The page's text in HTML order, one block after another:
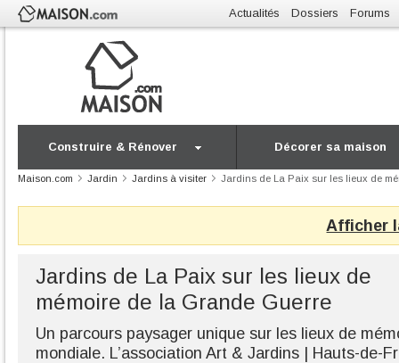
Actualités Dossiers Forums
Construire & Rénover Décorer sa maison
Maison.com Jardin Jardins à visiter Jardins de La Paix sur les lieux de
Afficher
Jardins de La Paix sur les lieux de
mémoire de la Grande Guerre
Un parcours paysager unique sur les lieux de
mondiale. L’association Art & Jardins | Hauts-de-